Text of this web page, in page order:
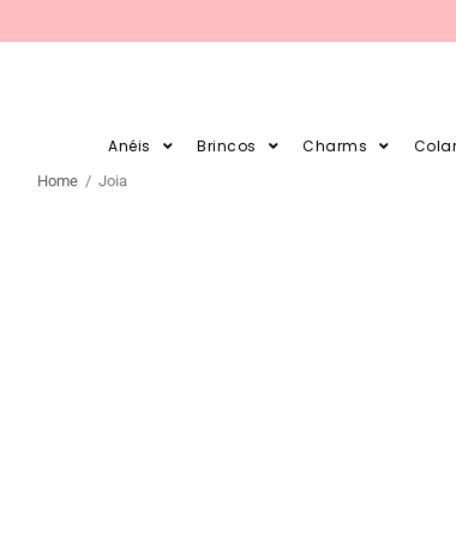
PARCELE SUAS COMPRAS
Anéis Brincos Charms
Home / Joia